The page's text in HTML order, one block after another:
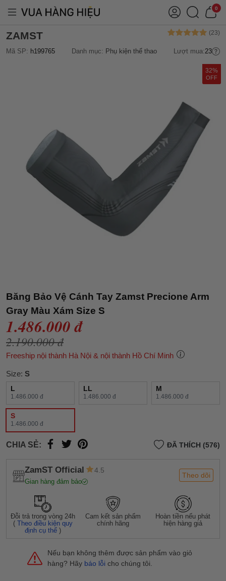
0
ZAMST
Mã SP: h199765 Danh mục: Phụ kiện thể thao Lượt mua:23
32%
OFF
Băng Bảo Vệ Cánh Tay Zamst Precione Arm
Gray Màu Xám Size S
1.486.000 đ
2.190.000 đ
Freeship nội thành Hà Nội & nội thành Hồ Chí Minh
Size: S
L
1.486.000 đ
LL
1.486.000 đ
M
1.486.000 đ
S
1.486.000 đ
CHIA SẺ: ĐÃ THÍCH (576)
ZamST Official 4.5
Gian hàng đảm bảo
Theo dõi
Đỗi trả trong vòng 24h
(Theo điều kiện quy
định cụ thể )
Cam kết sản phẩm
chính hãng
Hoàn tiền nếu phát
hiện hàng giả
Nếu bạn không thêm được sản phẩm vào giỏ
hàng? Hãy báo lỗi cho chúng tôi.